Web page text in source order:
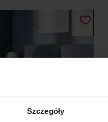
Szczegóły